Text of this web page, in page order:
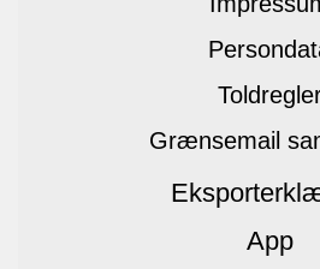
Grænsemail
App